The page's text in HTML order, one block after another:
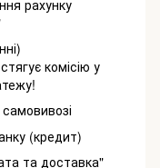
рахунку
комісію у
(кредит)
та доставка"